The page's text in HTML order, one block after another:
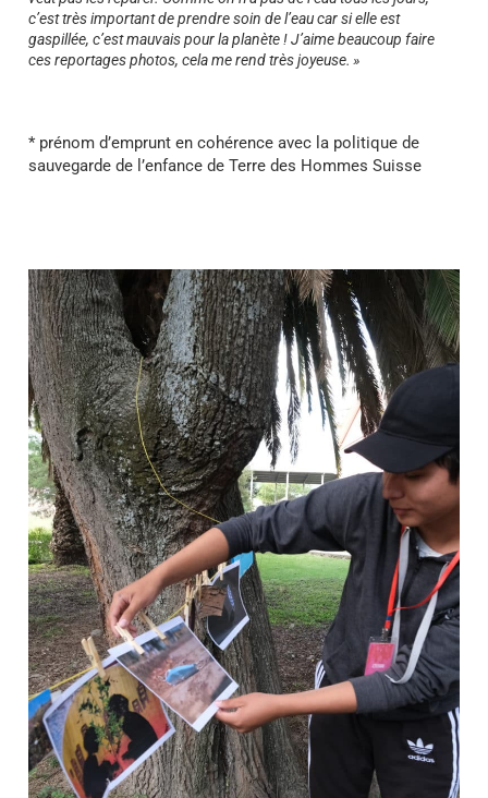
c’est très important de prendre soin de l’eau car si elle est
gaspillée, c’est mauvais pour la planète ! J’aime beaucoup faire
ces reportages photos, cela me rend très joyeuse. »
* prénom d’emprunt en cohérence avec la politique de
sauvegarde de l’enfance de Terre des Hommes Suisse